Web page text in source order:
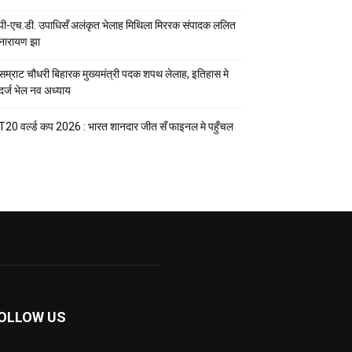
एच.डी. उपाधिसँ अलंकृत भेलाह मिथिला मिररक संपादक ललित
झा
चौधरी बिहारक मुख्यमंत्री पदक शपथ लेलाह, इतिहास मे
भेल नव अध्याय
वर्ल्ड कप 2026 : भारत शानदार जीत सँ फाइनल मे पहुँचल
US